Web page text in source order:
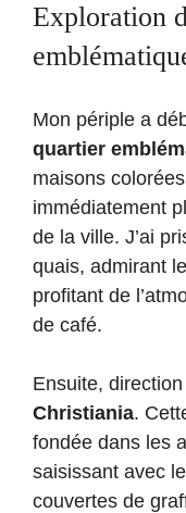
Exploration
Mon périple a
quartier
maisons
immédiatement
de la ville. J’ai
quais, admirant
profitant de
de café.
Ensuite,
Christiania.
fondée dans les
saisissant avec
couvertes de